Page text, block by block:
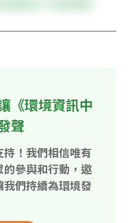
《環境資訊中
聲
持！我們相信唯有
參與和行動，邀
們持續為環境發